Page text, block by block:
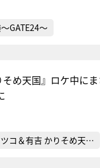
GATE24～
め天国』ロケ中に
コ＆有吉 かりそめ天…